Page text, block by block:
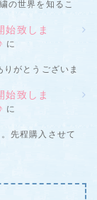
の世界を知るこ
致しま
に
がとうございま
致しま
に
先程購入させて